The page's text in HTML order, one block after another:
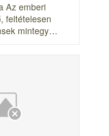
Az emberi
feltételesen
mintegy…